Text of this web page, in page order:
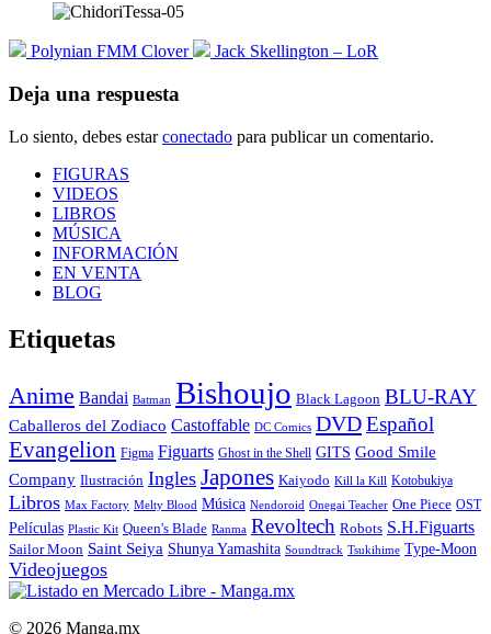
Polynian FMM Clover Jack Skellington – LoR
Deja una respuesta
Lo siento, debes estarconectado para publicar un comentario.
FIGURAS
VIDEOS
LIBROS
MÚSICA
INFORMACIÓN
EN VENTA
BLOG
Etiquetas
Anime Bandai Batman Bishoujo Black Lagoon BLU-RAY
Caballeros del Zodiaco Castoffable DC Comics DVDEspañol
Evangelion Figma Figuarts Ghost in the Shell GITS Good Smile
Company Ilustración Ingles Japones Kaiyodo Kill la Kill Kotobukiya
Libros Max Factory Melty Blood Música Nendoroid Onegai Teacher One Piece OST
Películas Plastic Kit Queen's Blade Ranma Revoltech Robots S.H.Figuarts
Sailor Moon Saint Seiya Shunya Yamashita Soundtrack Tsukihime Type-Moon
Videojuegos
© 2026 Manga.mx